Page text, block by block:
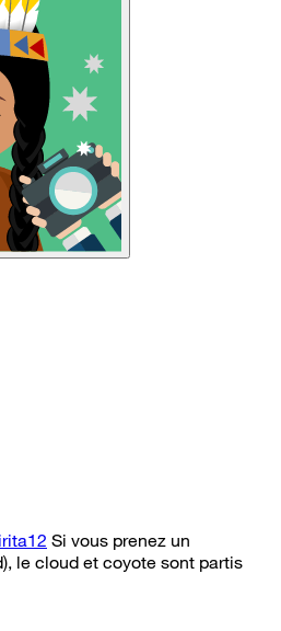
Si vous prenez un
le cloud et coyote sont partis